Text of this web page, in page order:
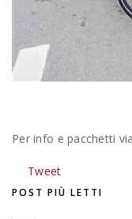
Per info e pacchetti
Tweet
POST PIÙ LETTI